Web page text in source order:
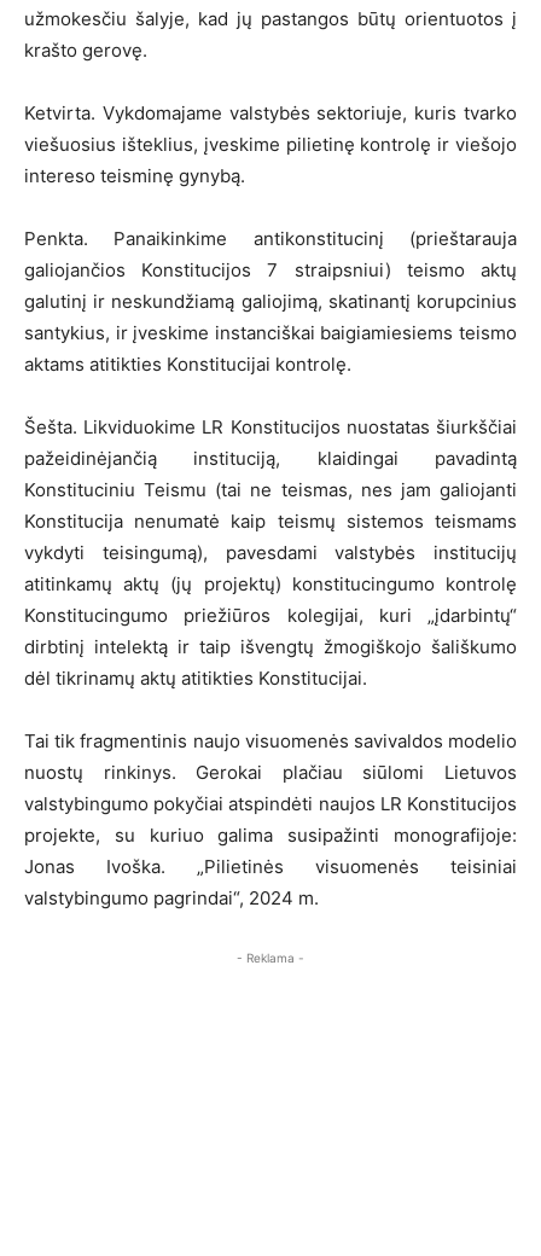
užmokesčiu šalyje, kad jų pastangos būtų orientuotos į
krašto gerovę.
Ketvirta. Vykdomajame valstybės sektoriuje, kuris tvarko
viešuosius išteklius, įveskime pilietinę kontrolę ir viešojo
intereso teisminę gynybą.
Penkta. Panaikinkime antikonstitucinį (prieštarauja
galiojančios Konstitucijos 7 straipsniui) teismo aktų
galutinį ir neskundžiamą galiojimą, skatinantį korupcinius
santykius, ir įveskime instanciškai baigiamiesiems teismo
aktams atitikties Konstitucijai kontrolę.
Šešta. Likviduokime LR Konstitucijos nuostatas šiurkščiai
pažeidinėjančią instituciją, klaidingai pavadintą
Konstituciniu Teismu (tai ne teismas, nes jam galiojanti
Konstitucija nenumatė kaip teismų sistemos teismams
vykdyti teisingumą), pavesdami valstybės institucijų
atitinkamų aktų (jų projektų) konstitucingumo kontrolę
Konstitucingumo priežiūros kolegijai, kuri „įdarbintų“
dirbtinį intelektą ir taip išvengtų žmogiškojo šališkumo
dėl tikrinamų aktų atitikties Konstitucijai.
Tai tik fragmentinis naujo visuomenės savivaldos modelio
nuostų rinkinys. Gerokai plačiau siūlomi Lietuvos
valstybingumo pokyčiai atspindėti naujos LR Konstitucijos
projekte, su kuriuo galima susipažinti monografijoje:
Jonas Ivoška. „Pilietinės visuomenės teisiniai
valstybingumo pagrindai“, 2024 m.
- Reklama -